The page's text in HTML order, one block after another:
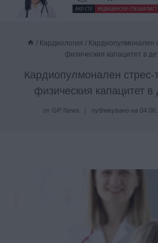
/ Кардиология / Кардиопулмонален
физическия капацитет в
Кардиопулмонален стрес-
физическия капацитет в
от GP News публикувано на